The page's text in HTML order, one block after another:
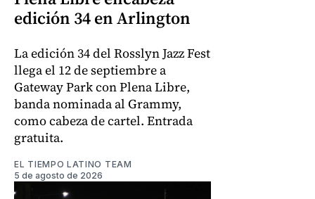
edición 34 en Arlington
La edición 34 del Rosslyn Jazz Fest
llega el 12 de septiembre a
Gateway Park con Plena Libre,
banda nominada al Grammy,
como cabeza de cartel. Entrada
gratuita.
EL TIEMPO LATINO TEAM
5 de agosto de 2026